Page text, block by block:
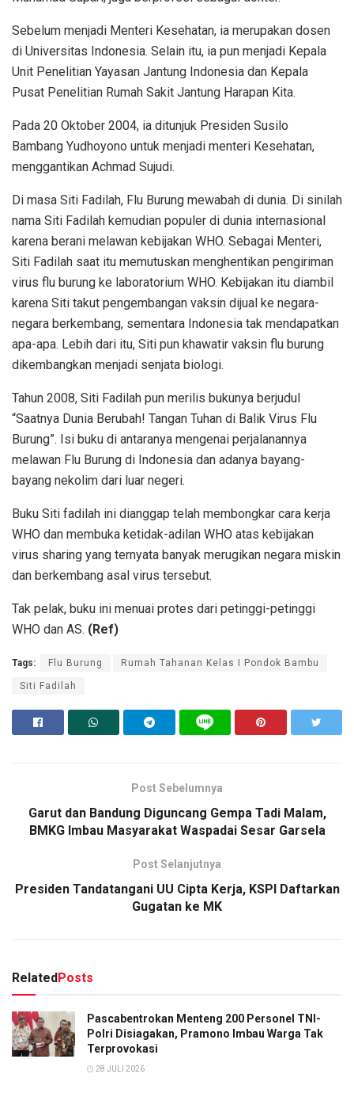
Sebelum menjadi Menteri Kesehatan, ia merupakan dosen
di Universitas Indonesia. Selain itu, ia pun menjadi Kepala
Unit Penelitian Yayasan Jantung Indonesia dan Kepala
Pusat Penelitian Rumah Sakit Jantung Harapan Kita.
Pada 20 Oktober 2004, ia ditunjuk Presiden Susilo
Bambang Yudhoyono untuk menjadi menteri Kesehatan,
menggantikan Achmad Sujudi.
Di masa Siti Fadilah, Flu Burung mewabah di dunia. Di sinilah
nama Siti Fadilah kemudian populer di dunia internasional
karena berani melawan kebijakan WHO. Sebagai Menteri,
Siti Fadilah saat itu memutuskan menghentikan pengiriman
virus flu burung ke laboratorium WHO. Kebijakan itu diambil
karena Siti takut pengembangan vaksin dijual ke negara-
negara berkembang, sementara Indonesia tak mendapatkan
apa-apa. Lebih dari itu, Siti pun khawatir vaksin flu burung
dikembangkan menjadi senjata biologi.
Tahun 2008, Siti Fadilah pun merilis bukunya berjudul
“Saatnya Dunia Berubah! Tangan Tuhan di Balik Virus Flu
Burung”. Isi buku di antaranya mengenai perjalanannya
melawan Flu Burung di Indonesia dan adanya bayang-
bayang nekolim dari luar negeri.
Buku Siti fadilah ini dianggap telah membongkar cara kerja
WHO dan membuka ketidak-adilan WHO atas kebijakan
virus sharing yang ternyata banyak merugikan negara miskin
dan berkembang asal virus tersebut.
Tak pelak, buku ini menuai protes dari petinggi-petinggi
WHO dan AS. (Ref)
Tags: Flu Burung Rumah Tahanan Kelas I Pondok Bambu
Siti Fadilah
Post Sebelumnya
Garut dan Bandung Diguncang Gempa Tadi Malam,
BMKG Imbau Masyarakat Waspadai Sesar Garsela
Post Selanjutnya
Presiden Tandatangani UU Cipta Kerja, KSPI Daftarkan
Gugatan ke MK
RelatedPosts
Pascabentrokan Menteng 200 Personel TNI-
Polri Disiagakan, Pramono Imbau Warga Tak
Terprovokasi
28 JULI 2026